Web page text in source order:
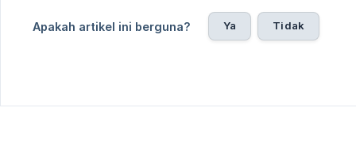
Apakah artikel ini berguna? Ya Tidak